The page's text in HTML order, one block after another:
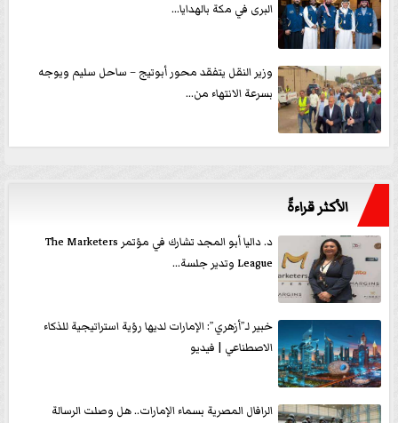
البرى في مكة بالهدايا...
وزير النقل يتفقد محور أبوتيج – ساحل سليم ويوجه
بسرعة الانتهاء من...
الأكثر قراءةً
د. داليا أبو المجد تشارك في مؤتمر The Marketers
League وتدير جلسة...
خبير لـ”أزهري”: الإمارات لديها رؤية استراتيجية للذكاء
الاصطناعي | فيديو
الرافال المصرية بسماء الإمارات.. هل وصلت الرسالة